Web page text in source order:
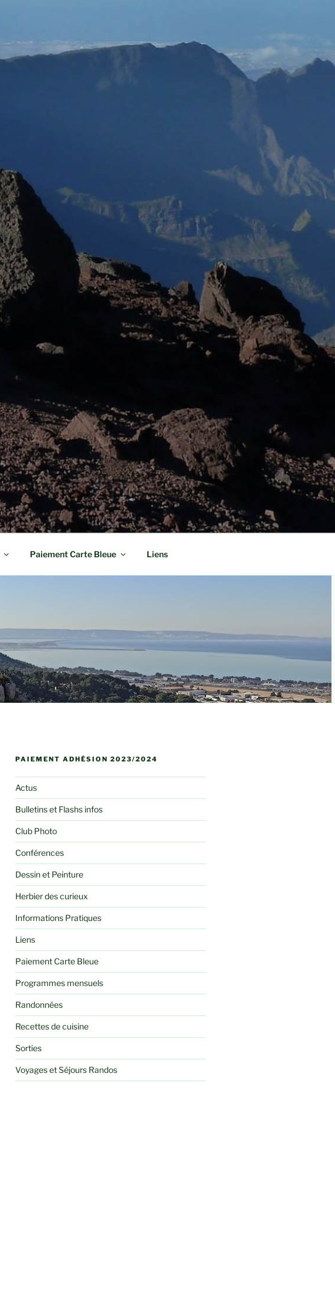
Paiement Carte Bleue Liens
PAIEMENT ADHÉSION 2023/2024
Actus
Bulletins et Flashs infos
Club Photo
Conférences
Dessin et Peinture
Herbier des curieux
Informations Pratiques
Liens
Paiement Carte Bleue
Programmes mensuels
Randonnées
Recettes de cuisine
Sorties
Voyages et Séjours Randos